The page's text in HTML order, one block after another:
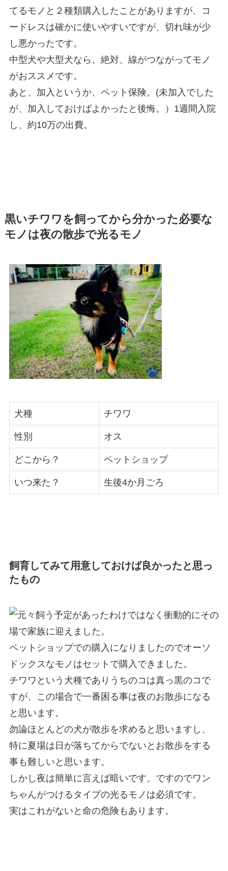
てるモノと２種類購入したことがありますが、コ
ードレスは確かに使いやすいですが、切れ味が少
し悪かったです。
中型犬や大型犬なら、絶対、線がつながってモノ
がおススメです。
あと、加入というか、ペット保険。(未加入でした
が、加入しておけばよかったと後悔。）1週間入院
し、約10万の出費。
黒いチワワを飼ってから分かった必要な
モノは夜の散歩で光るモノ
犬種 チワワ
性別 オス
どこから？ ペットショップ
いつ来た？ 生後4か月ごろ
飼育してみて用意しておけば良かったと思っ
たもの
元々飼う予定があったわけではなく衝動的にその
場で家族に迎えました。
ペットショップでの購入になりましたのでオーソ
ドックスなモノはセットで購入できました。
チワワという犬種でありうちのコは真っ黒のコで
すが、この場合で一番困る事は夜のお散歩になる
と思います。
勿論ほとんどの犬が散歩を求めると思いますし、
特に夏場は日が落ちてからでないとお散歩をする
事も難しいと思います。
しかし夜は簡単に言えば暗いです。ですのでワン
ちゃんがつけるタイプの光るモノは必須です。
実はこれがないと命の危険もあります。